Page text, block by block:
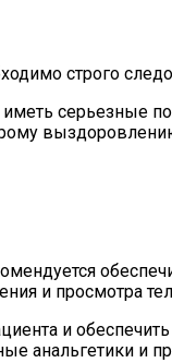
строго
серьезные
и просмотра
и
анальгетики и